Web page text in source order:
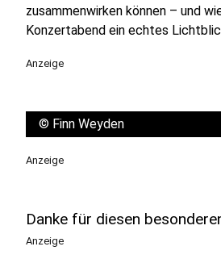
zusammenwirken können – und
Konzertabend ein echtes
Anzeige
© Finn Weyden
Anzeige
Danke für diesen
Anzeige